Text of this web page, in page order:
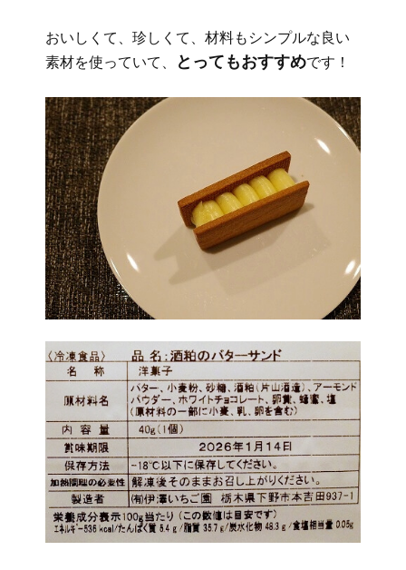
おいしくて、珍しくて、材料もシンプルな良い
素材を使っていて、
とってもおすすめです！